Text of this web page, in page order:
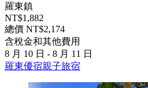
羅東鎮
NT$1,882
總價 NT$2,174
含稅金和其他費用
8 月 10 日 - 8 月 11 日
羅東優宿親子旅宿